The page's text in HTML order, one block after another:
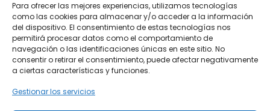
Para ofrecer las mejores experiencias, utilizamos tecnologías
como las cookies para almacenar y/o acceder a la información
del dispositivo. El consentimiento de estas tecnologías nos
permitirá procesar datos como el comportamiento de
navegación o las identificaciones únicas en este sitio. No
consentir o retirar el consentimiento, puede afectar negativamente
a ciertas características y funciones.
Gestionar los servicios
Vehículos de Ocasión
Próximos
Eclipse by SELECTO
Del 12/08/2026 al 12/08/2026
Exclusive Top Cars 2026